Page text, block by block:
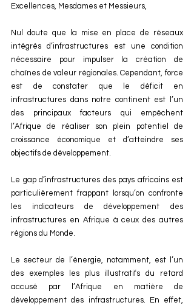
Excellences, Mesdames et Messieurs,
Nul doute que la mise en place de réseaux
intégrés d’infrastructures est une condition
nécessaire pour impulser la création de
chaînes de valeur régionales. Cependant, force
est de constater que le déficit en
infrastructures dans notre continent est l’un
des principaux facteurs qui empêchent
l’Afrique de réaliser son plein potentiel de
croissance économique et d’atteindre ses
objectifs de développement.
Le gap d’infrastructures des pays africains est
particulièrement frappant lorsqu’on confronte
les indicateurs de développement des
infrastructures en Afrique à ceux des autres
régions du Monde.
Le secteur de l’énergie, notamment, est l’un
des exemples les plus illustratifs du retard
accusé par l’Afrique en matière de
développement des infrastructures. En effet,